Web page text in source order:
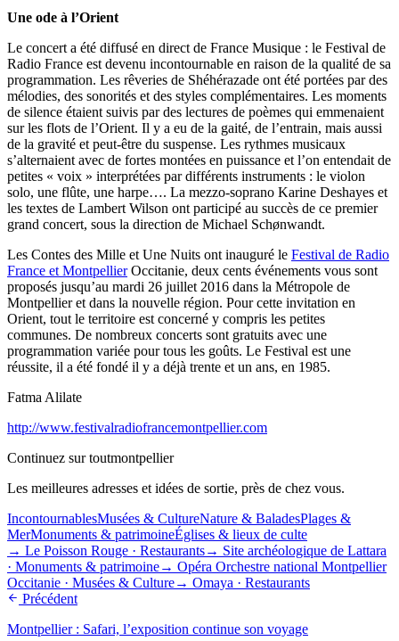
Une ode à l’Orient
Le concert a été diffusé en direct de France Musique : le Festival de
Radio France est devenu incontournable en raison de la qualité de sa
programmation. Les rêveries de Shéhérazade ont été portées par des
mélodies, des sonorités et des styles complémentaires. Les moments
de silence étaient suivis par des lectures de poèmes qui emmenaient
sur les flots de l’Orient. Il y a eu de la gaité, de l’entrain, mais aussi
de la gravité et peut-être du suspense. Les rythmes musicaux
s’alternaient avec de fortes montées en puissance et l’on entendait de
petites « voix » interprétées par différents instruments : le violon
solo, une flûte, une harpe…. La mezzo-soprano Karine Deshayes et
les textes de Lambert Wilson ont participé au succès de ce premier
grand concert, sous la direction de Michael Schønwandt.
Les Contes des Mille et Une Nuits ont inauguré le Festival de Radio
France et MontpellierOccitanie, deux cents événements vous sont
proposés jusqu’au mardi 26 juillet 2016 dans la Métropole de
Montpellier et dans la nouvelle région. Pour cette invitation en
Orient, tout le territoire est concerné y compris les petites
communes. De nombreux concerts sont gratuits avec une
programmation variée pour tous les goûts. Le Festival est une
réussite, il a été fondé il y a déjà trente et un ans, en 1985.
Fatma Alilate
http://www.festivalradiofrancemontpellier.com
Continuez sur toutmontpellier
Les meilleures adresses et idées de sortie, près de chez vous.
IncontournablesMusées & CultureNature & BaladesPlages &
MerMonuments & patrimoineÉglises & lieux de culte
→ Le Poisson Rouge · Restaurants→ Site archéologique de Lattara
· Monuments & patrimoine→ Opéra Orchestre national Montpellier
Occitanie · Musées & Culture→ Omaya · Restaurants
Précédent
Montpellier : Safari, l’exposition continue son voyage